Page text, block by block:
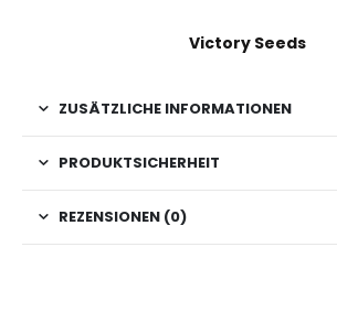
Victory Seeds
ZUSÄTZLICHE INFORMATIONEN
PRODUKTSICHERHEIT
REZENSIONEN (0)